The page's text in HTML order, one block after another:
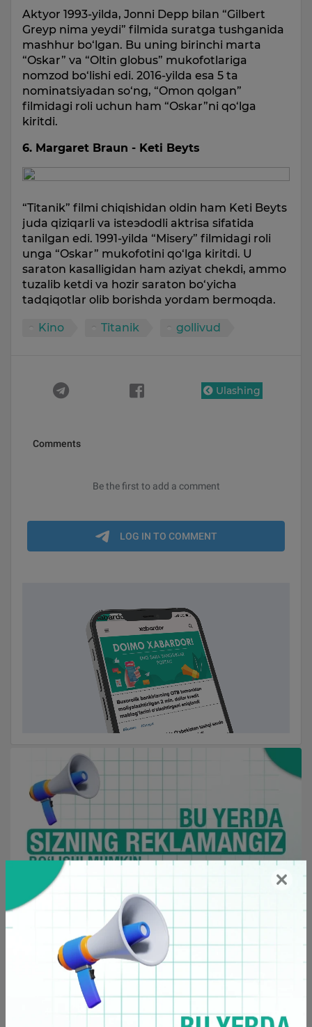
Aktyor 1993-yilda, Jonni Depp bilan “Gilbert
Greyp nima yeydi” filmida suratga tushganida
mashhur bo‘lgan. Bu uning birinchi marta
“Oskar” va “Oltin globus” mukofotlariga
nomzod bo‘lishi edi. 2016-yilda esa 5 ta
nominatsiyadan so‘ng, “Omon qolgan”
filmidagi roli uchun ham “Oskar”ni qo‘lga
kiritdi.
6. Margaret Braun - Keti Beyts
“Titanik” filmi chiqishidan oldin ham Keti Beyts
juda qiziqarli va isteэdodli aktrisa sifatida
tanilgan edi. 1991-yilda “Misery” filmidagi roli
unga “Oskar” mukofotini qo‘lga kiritdi. U
saraton kasalligidan ham aziyat chekdi, ammo
tuzalib ketdi va hozir saraton bo‘yicha
tadqiqotlar olib borishda yordam bermoqda.
Kino Titanik gollivud
Ulashing
Kino Barchasi